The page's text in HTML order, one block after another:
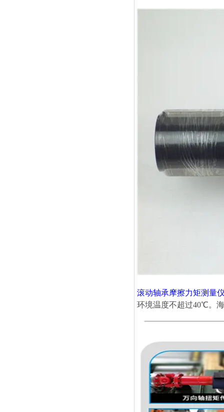
滚动轴承摩擦力矩测量
环境温度不超过40℃。